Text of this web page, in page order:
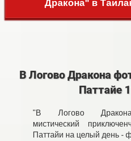
Дракона" в
В Логово Дракона
Паттайе
"В Логово
мистический
Паттайи на целый день -